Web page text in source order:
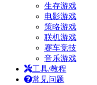
生存游戏
电影游戏
策略游戏
联机游戏
赛车竞技
音乐游戏
工具/教程
常见问题